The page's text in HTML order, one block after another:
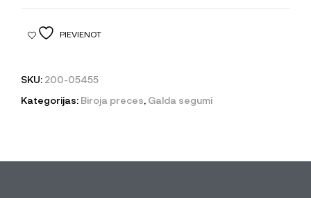
PIEVIENOT
SKU: 200-05455
Kategorijas: Biroja preces, Galda segumi